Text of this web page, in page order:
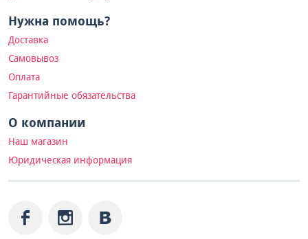
Нужна помощь?
Доставка
Самовывоз
Оплата
Гарантийные обязательства
О компании
Наш магазин
Юридическая информация